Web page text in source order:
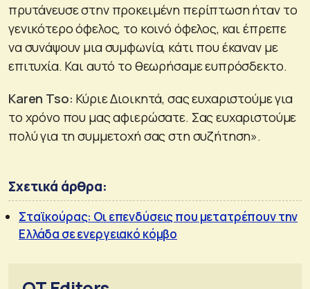
πρυτάνευσε στην προκειμένη περίπτωση ήταν το
γενικότερο όφελος, το κοινό όφελος, και έπρεπε
να συνάψουν μια συμφωνία, κάτι που έκαναν με
επιτυχία. Και αυτό το θεωρήσαμε ευπρόσδεκτο.
Karen Tso: Κύριε Διοικητά, σας ευχαριστούμε για
το χρόνο που μας αφιερώσατε. Σας ευχαριστούμε
πολύ για τη συμμετοχή σας στη συζήτηση».
Σχετικά άρθρα:
Σταϊκούρας: Οι επενδύσεις που μετατρέπουν την
Ελλάδα σε ενεργειακό κόμβο